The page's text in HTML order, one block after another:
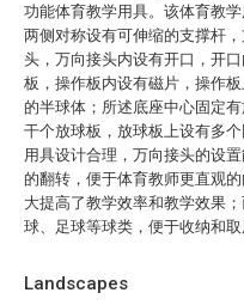
功能体育教学用具。该体育教
两侧对称设有可伸缩的支撑杆
头，万向接头内设有开口，开
板，操作板内设有磁片，操作
的半球体；所述底座中心固定
干个放球板，放球板上设有多
用具设计合理，万向接头的设
的翻转，便于体育教师更直观
大提高了教学效率和教学效果
球、足球等球类，便于收纳和取
Landscapes